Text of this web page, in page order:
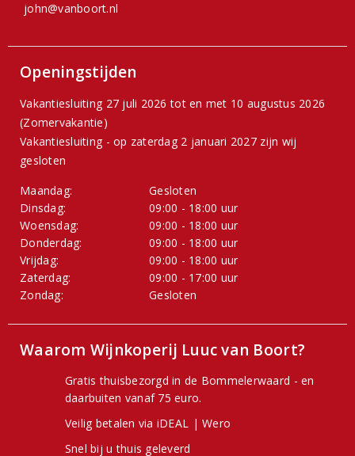
john@vanboort.nl
Openingstijden
Vakantiesluiting 27 juli 2026 tot en met 10 augustus 2026
(Zomervakantie)
Vakantiesluiting - op zaterdag 2 januari 2027 zijn wij
gesloten
Maandag:
Gesloten
Dinsdag:
09:00 - 18:00 uur
Woensdag:
09:00 - 18:00 uur
Donderdag:
09:00 - 18:00 uur
Vrijdag:
09:00 - 18:00 uur
Zaterdag:
09:00 - 17:00 uur
Zondag:
Gesloten
Waarom Wijnkoperij Luuc van Boort?
Gratis thuisbezorgd in de Bommelerwaard - en
daarbuiten vanaf 75 euro.
Veilig betalen via iDEAL | Wero
Snel bij u thuis geleverd